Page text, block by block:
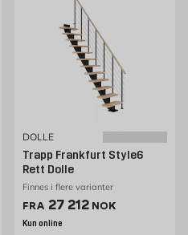
DOLLE
Trapp Frankfurt Style6
Rett Dolle
Finnes i flere varianter
FRA Pris 27212 NOK /stk
27 212 NOK
Kun online